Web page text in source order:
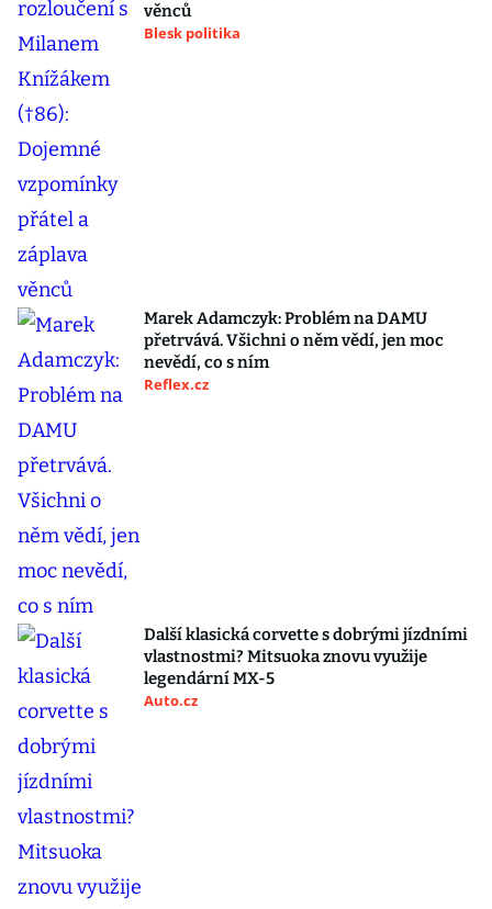
věnců
Blesk politika
Marek Adamczyk: Problém na DAMU
přetrvává. Všichni o něm vědí, jen moc
nevědí, co s ním
Reflex.cz
Další klasická corvette s dobrými jízdními
vlastnostmi? Mitsuoka znovu využije
legendární MX-5
Auto.cz